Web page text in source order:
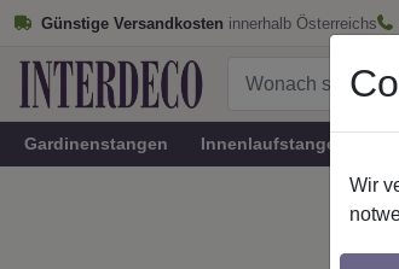
Günstige Versandkosten innerhalb Österreichs
Gardinenstangen Innenlaufstangen
Wir